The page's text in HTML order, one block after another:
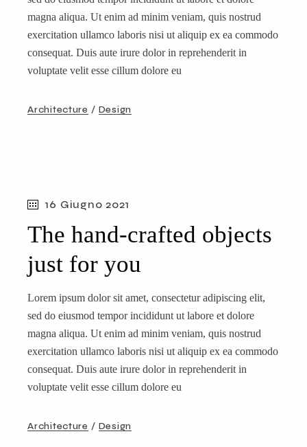
magna aliqua. Ut enim ad minim veniam, quis nostrud
exercitation ullamco laboris nisi ut aliquip ex ea commodo
consequat. Duis aute irure dolor in reprehenderit in
voluptate velit esse cillum dolore eu
Architecture Design
16 Giugno 2021
The hand-crafted objects
just for you
Lorem ipsum dolor sit amet, consectetur adipiscing elit,
sed do eiusmod tempor incididunt ut labore et dolore
magna aliqua. Ut enim ad minim veniam, quis nostrud
exercitation ullamco laboris nisi ut aliquip ex ea commodo
consequat. Duis aute irure dolor in reprehenderit in
voluptate velit esse cillum dolore eu
Architecture Design